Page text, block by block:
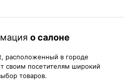
о салоне
расположенный в городе
своим посетителям широкий
товаров.